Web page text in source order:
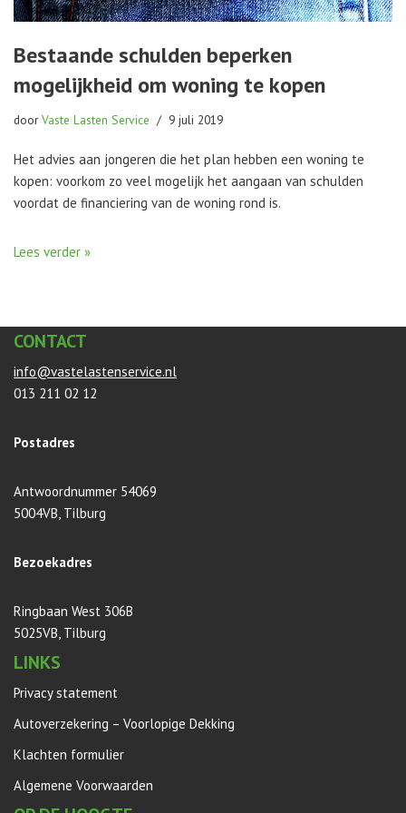
Bestaande schulden beperken
mogelijkheid om woning te kopen
doorVaste Lasten Service 9 juli 2019
Het advies aan jongeren die het plan hebben een woning te
kopen: voorkom zo veel mogelijk het aangaan van schulden
voordat de financiering van de woning rond is.
Lees verder »
CONTACT
info@vastelastenservice.nl
013 211 02 12
Postadres
Antwoordnummer 54069
5004VB, Tilburg
Bezoekadres
Ringbaan West 306B
5025VB, Tilburg
LINKS
Privacy statement
Autoverzekering – Voorlopige Dekking
Klachten formulier
Algemene Voorwaarden